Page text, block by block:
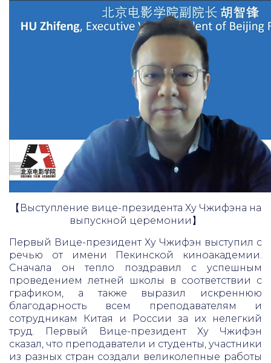
【Выступление вице-президента Ху Чжифэна на
выпускной церемонии】
Первый Вице-президент Ху Чжифэн выступил с
речью от имени Пекинской киноакадемии.
Сначала он тепло поздравил с успешным
проведением летней школы в соответствии с
графиком, а также выразил искреннюю
благодарность всем преподавателям и
сотрудникам Китая и России за их нелегкий
труд. Первый Вице-президент Ху Чжифэн
сказал, что преподаватели и студенты, участники
из разных стран создали великолепные работы